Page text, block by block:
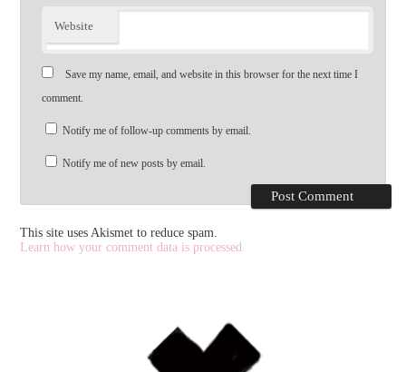
Website
Save my name, email, and website in this browser for the next time I
comment.
Notify me of follow-up comments by email.
Notify me of new posts by email.
This site uses Akismet to reduce spam.
Learn how your comment data is processed.